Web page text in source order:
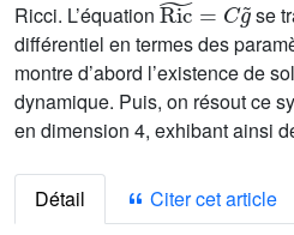
Ricci. L’équation
se
différentiel en termes des
montre d’abord l’existence de
dynamique. Puis, on résout ce
en dimension 4, exhibant ainsi
Détail
Citer cet article